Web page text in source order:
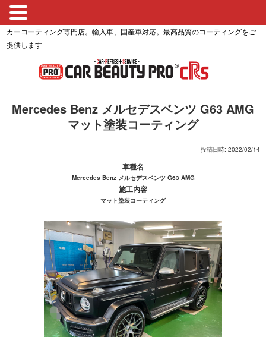
カーコーティング専門店。輸入車、国産車対応。最高品質のコーティングをご
提供します
Mercedes Benz メルセデスベンツ G63 AMG
マット塗装コーティング
投稿日時: 2022/02/14
車種名
Mercedes Benz メルセデスベンツ G63 AMG
施工内容
マット塗装コーティング